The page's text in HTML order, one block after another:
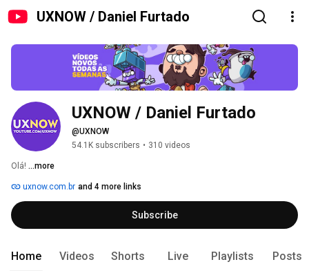
UXNOW / Daniel Furtado
UXNOW / Daniel Furtado
@UXNOW
54.1K subscribers • 310 videos
Olá! ...more
uxnow.com.br and 4 more links
Subscribe
Home Videos Shorts Live Playlists Posts